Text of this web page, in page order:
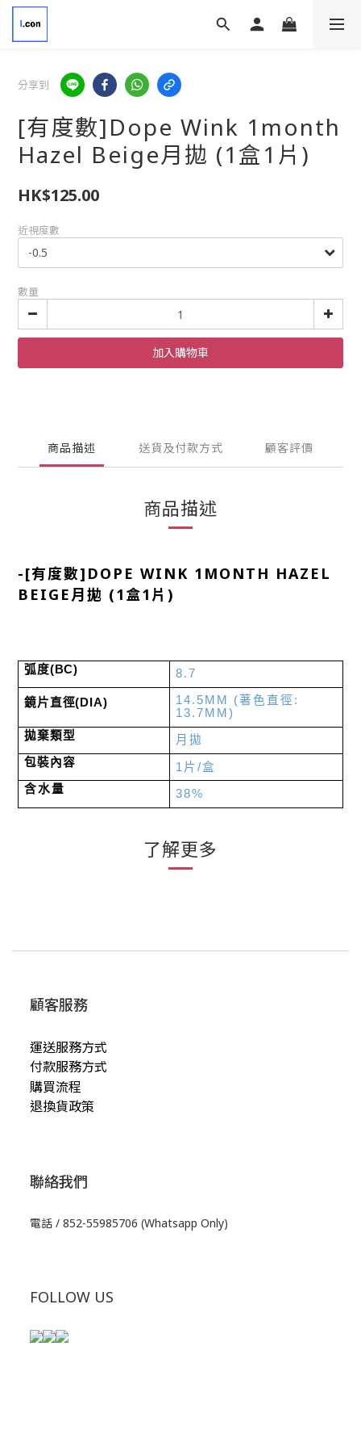
分享到
[有度數]Dope Wink 1month
Hazel Beige月拋 (1盒1片)
HK$125.00
近視度數
數量
加入購物車
商品描述 送貨及付款方式 顧客評價
商品描述
-[有度數]DOPE WINK 1MONTH HAZEL
BEIGE月拋 (1盒1片)
弧度(BC) 8.7
鏡片直徑(DIA) 14.5MM (著色直徑 :
13.7MM)
拋棄類型
月拋
包裝內容
1 片/盒
含水量
38%
了解更多
顧客服務
運送服務方式
付款服務方式
購買流程
退換貨政策
聯絡我們
電話 / 852-55985706 (Whatsapp Only)
FOLLOW US